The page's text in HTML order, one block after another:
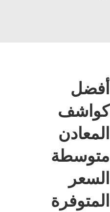
أفضل
كواشف
المعادن
متوسطة
السعر
المتوفرة